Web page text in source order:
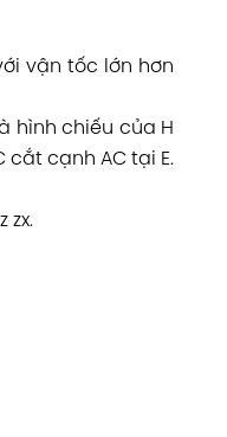
vận tốc lớn hơn
hình chiếu của H
cắt cạnh AC tại E.
zx.